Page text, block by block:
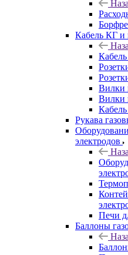
Кабель КГ
Вилки
Вилки
Рукава
электродов
Печи
Баллоны